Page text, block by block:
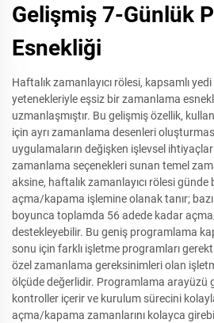
Gelişmiş 7-Günlük
Esnekliği
Haftalık zamanlayıcı rölesi, kapsamlı
yetenekleriyle eşsiz bir zamanlama
uzmanlaşmıştır. Bu gelişmiş özellik,
için ayrı zamanlama desenleri
uygulamaların değişken işlevsel
zamanlama seçenekleri sunan temel
aksine, haftalık zamanlayıcı rölesi günde
açma/kapama işlemine olanak tanır;
boyunca toplamda 56 adede kadar
destekleyebilir. Bu geniş programlama
sonu için farklı işletme programları
özel zamanlama gereksinimleri olan
ölçüde değerlidir. Programlama arayüzü
kontroller içerir ve kurulum sürecini
açma/kapama zamanlarını kolayca